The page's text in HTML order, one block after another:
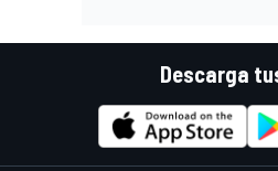
Descarga